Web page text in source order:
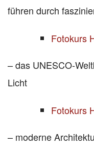
führen durch
Fotokurs
– das UNESCO-
Licht
Fotokurs
– moderne